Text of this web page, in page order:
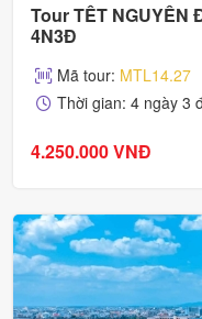
Tour TẾT NGUYÊN
4N3Đ
Mã tour: MTL14.27
Thời gian: 4 ngày 3
4.250.000 VNĐ